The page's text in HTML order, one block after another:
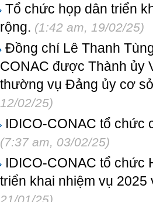
Tổ chức họp dân triển
rộng. (1:42 am, 19/02/25)
Đồng chí Lê Thanh
CONAC được Thành ủy
thường vụ Đảng ủy cơ
12/02/25)
IDICO-CONAC tổ chức
(7:37 am, 03/02/25)
IDICO-CONAC tổ chức
triển khai nhiệm vụ